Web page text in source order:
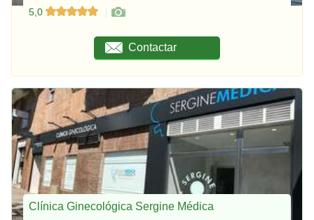
5,0
Contactar
Clínica Ginecológica Sergine Médica